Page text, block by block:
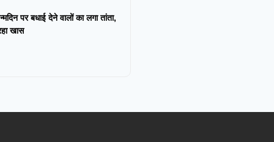
पर बधाई देने वालों का लगा तांता,
खास